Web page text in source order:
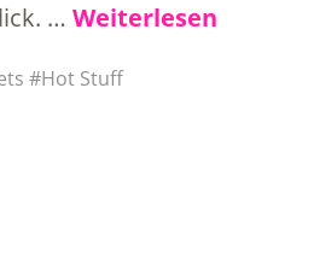
… Weiterlesen
Hot Stuff